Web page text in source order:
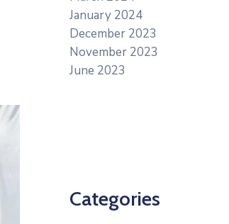
January 2024
December 2023
November 2023
June 2023
Categories